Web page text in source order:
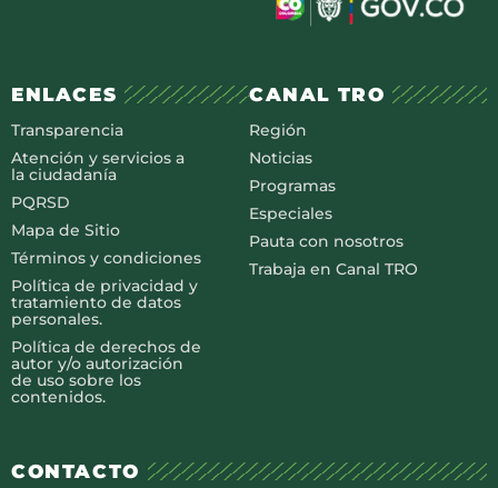
ENLACES
Transparencia
Atención y servicios a
la ciudadanía
PQRSD
Mapa de Sitio
Términos y condiciones
Política de privacidad y
tratamiento de datos
personales.
Política de derechos de
autor y/o autorización
de uso sobre los
contenidos.
CANAL TRO
Región
Noticias
Programas
Especiales
Pauta con nosotros
Trabaja en Canal TRO
CONTACTO